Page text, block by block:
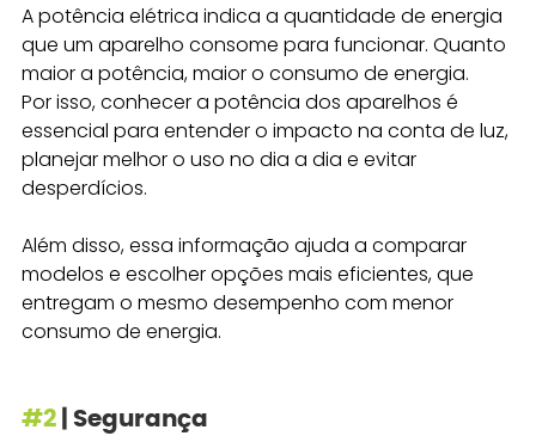
A potência elétrica indica a quantidade de energia
que um aparelho consome para funcionar. Quanto
maior a potência, maior o consumo de energia.
Por isso, conhecer a potência dos aparelhos é
essencial para entender o impacto na conta de luz,
planejar melhor o uso no dia a dia e evitar
desperdícios.
Além disso, essa informação ajuda a comparar
modelos e escolher opções mais eficientes, que
entregam o mesmo desempenho com menor
consumo de energia.
#2 | Segurança